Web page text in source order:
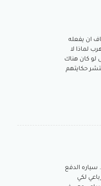
ان يفعله
لماذا لا
لو كان هناك
حكايتهم
سياره الدفع
لكي